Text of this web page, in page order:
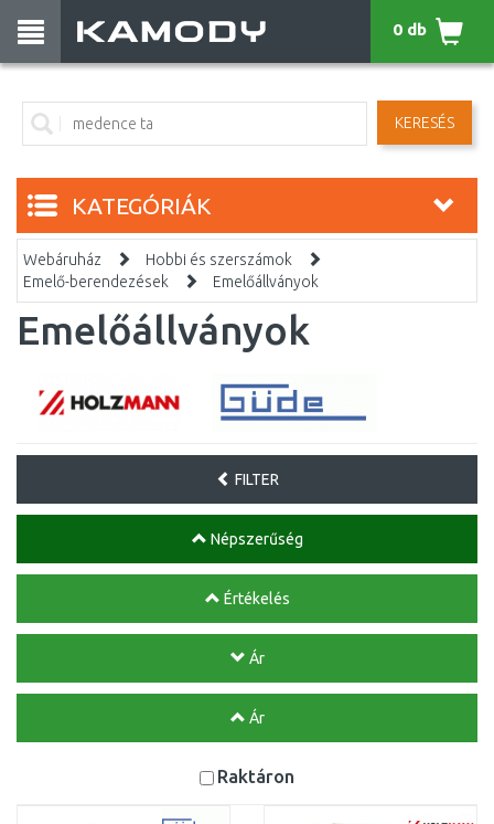
KERESÉS
0 db
KATEGÓRIÁK
Webáruház
Hobbi és szerszámok
Emelő-berendezések
Emelőállványok
Emelőállványok
FILTER
Népszerűség
Értékelés
Ár
Ár
Raktáron